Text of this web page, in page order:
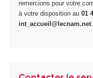
remercions pour votre
à votre disposition au 01
int_accueil@lecnam.net